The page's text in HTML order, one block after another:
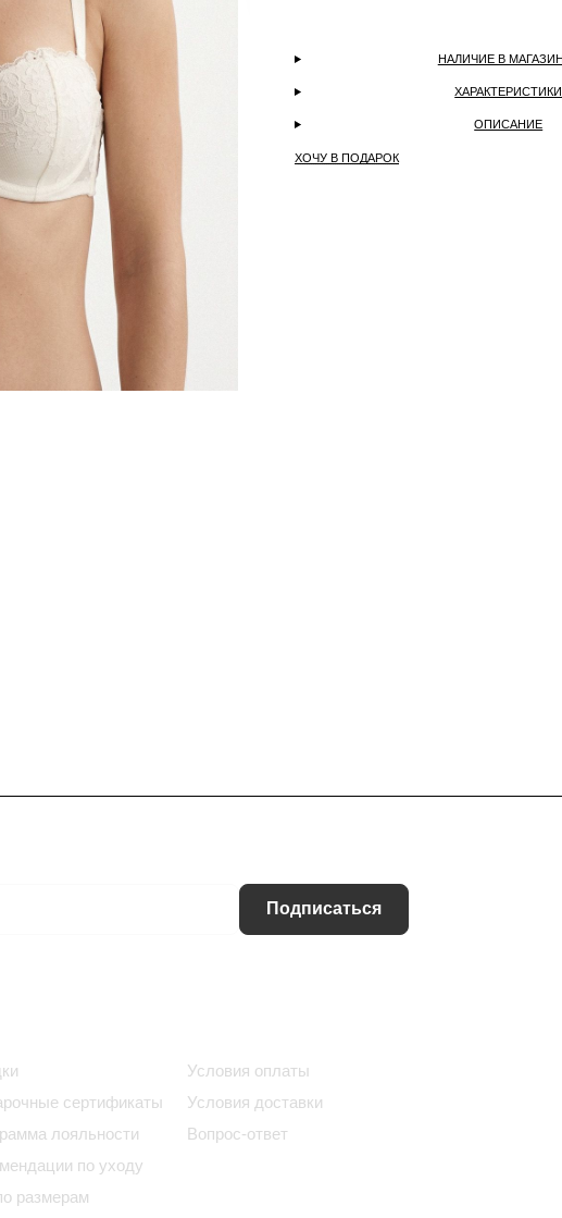
НАЛИЧИЕ В
ХАРАКТЕРИСТИКИ
ОПИСАНИЕ
ХОЧУ В ПОДАРОК
Подписаться
сертификаты
лояльности
по уходу
размерам
Условия оплаты
Условия доставки
Вопрос-ответ